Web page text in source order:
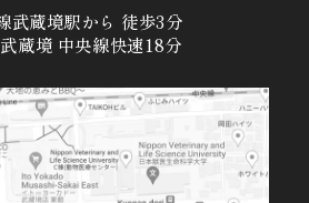
武蔵境駅から 徒歩3分
蔵境 中央線快速18分